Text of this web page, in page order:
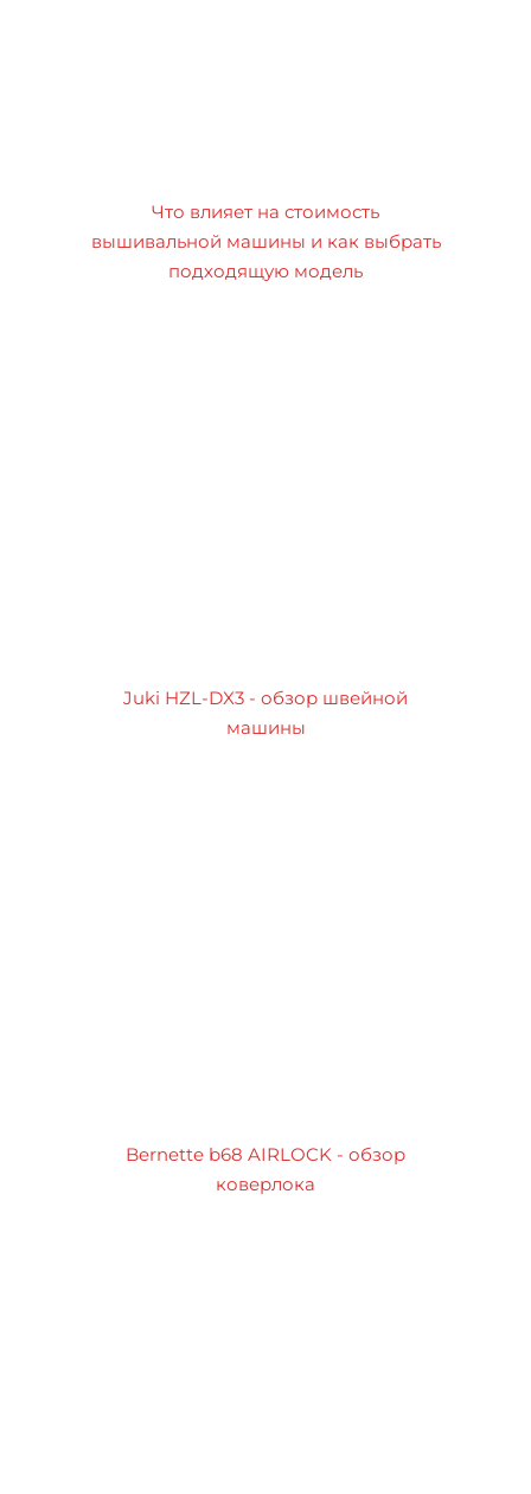
Что влияет на стоимость
вышивальной машины и как выбрать
подходящую модель
Juki HZL-DX3 - обзор швейной
машины
Bernette b68 AIRLOCK - обзор
коверлока